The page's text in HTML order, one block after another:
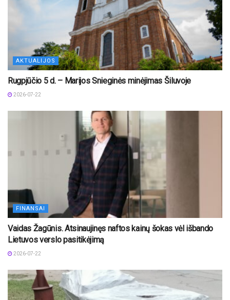
AKTUALIJOS
Rugpjūčio 5 d. – Marijos Snieginės minėjimas Šiluvoje
2026-07-22
FINANSAI
Vaidas Žagūnis. Atsinaujinęs naftos kainų šokas vėl išbando
Lietuvos verslo pasitikėjimą
2026-07-22